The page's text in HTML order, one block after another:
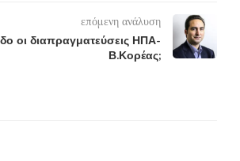
επόμενη ανάλυση
οι διαπραγματεύσεις ΗΠΑ-
Β.Κορέας;